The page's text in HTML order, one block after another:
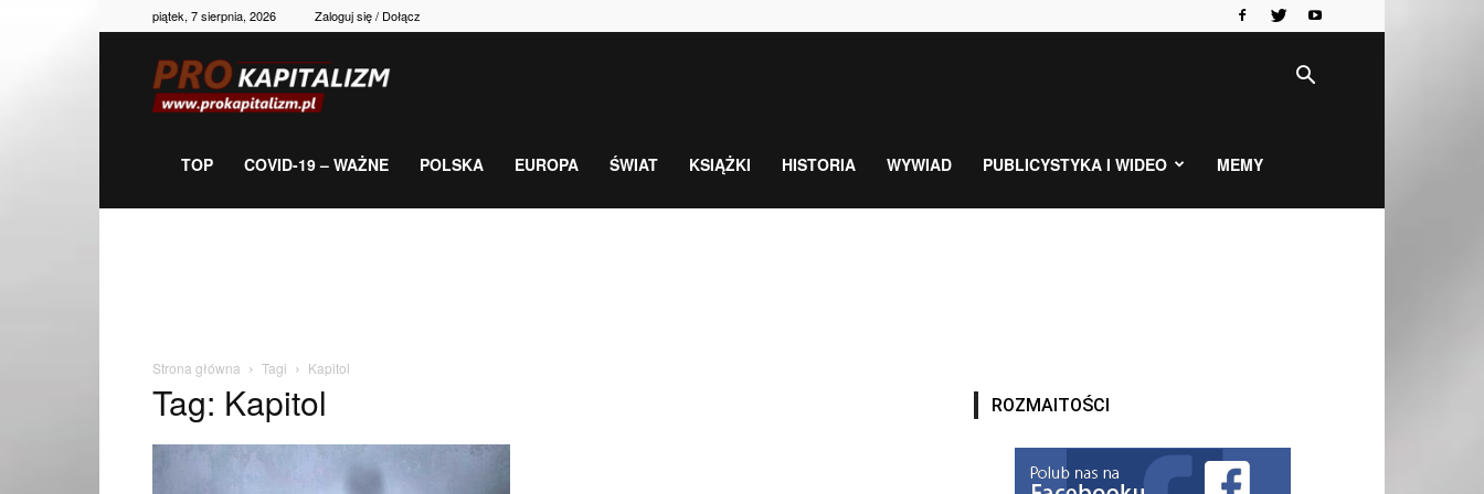
piątek, 7 sierpnia, 2026 Zaloguj się / Dołącz
gospodarka,
TOP COVID-19 – WAŻNE POLSKA EUROPA ŚWIAT KSIĄŻKI HISTORIA WYWIAD PUBLICYSTYKA I WIDEO MEMY
Strona główna Tagi Kapitol
Tag: Kapitol ROZMAITOŚCI